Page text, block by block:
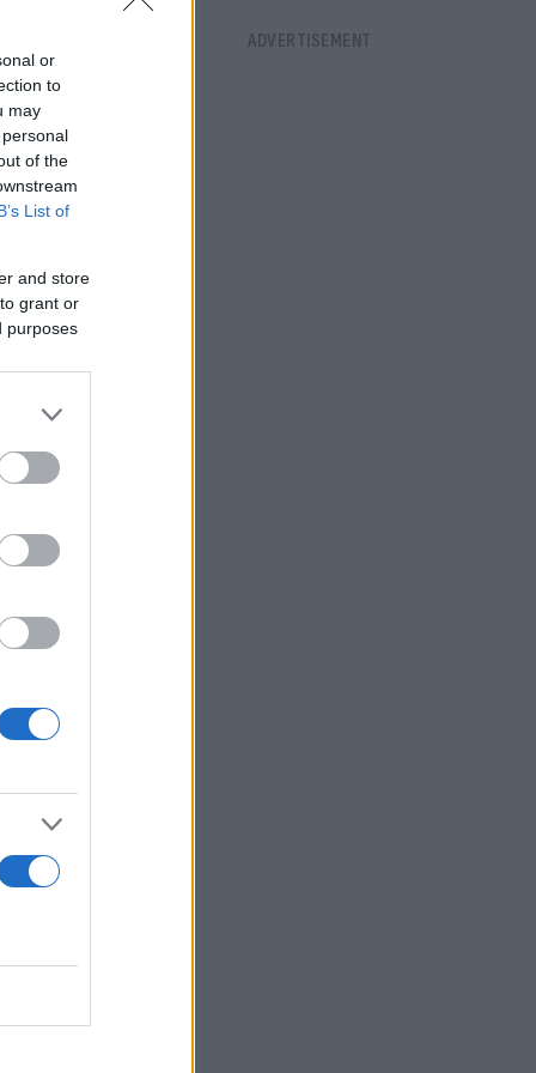
or
to
may
of the
List of
and store
grant or
purposes